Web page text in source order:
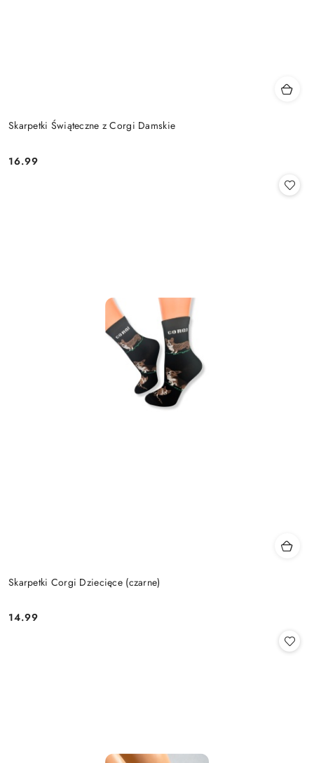
Skarpetki Świąteczne z Corgi Damskie
Cena:
16.99
Skarpetki Corgi Dziecięce (czarne)
Cena:
14.99